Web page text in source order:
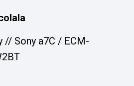
// Sony a7C / ECM-